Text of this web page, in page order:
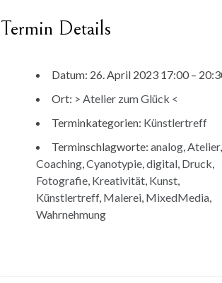
Termin Details
Datum: 26. April 2023 17:00 –
Ort: > Atelier zum Glück <
Terminkategorien: Künstlertreff
Terminschlagworte: analog,Atelier,
Coaching,Cyanotypie,digital, Druck,
Fotografie, Kreativität, Kunst,
Künstlertreff, Malerei, MixedMedia,
Wahrnehmung